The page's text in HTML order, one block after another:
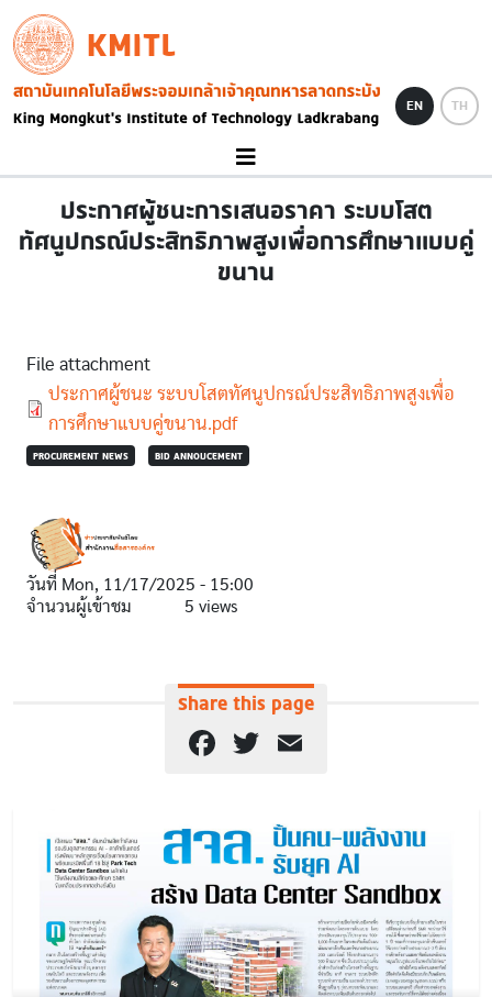
Skip to main content
KMITL
Image
EN TH
ประกาศผู้ชนะการเสนอราคา ระบบโสต
ทัศนูปกรณ์ประสิทธิภาพสูงเพื่อการศึกษาแบบคู่
ขนาน
File attachment
Document
ประกาศผู้ชนะ ระบบโสตทัศนูปกรณ์ประสิทธิภาพสูงเพื่อ
การศึกษาแบบคู่ขนาน.pdf
PROCUREMENT NEWS BID ANNOUCEMENT
วันที่ Mon, 11/17/2025 - 15:00
จำนวนผู้เข้าชม
5 views
Share this page
Facebook
Twitter